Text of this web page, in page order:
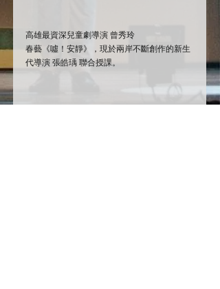
高雄最資深兒童劇導演 曾秀玲
春藝《噓！安靜》，現於兩岸不斷創作的新生
代導演 張皓瑀 聯合授課。